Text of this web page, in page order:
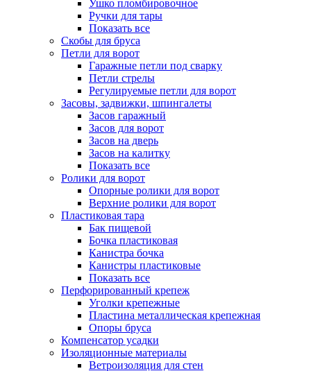
Ушко пломбировочное
Ручки для тары
Показать все
Скобы для бруса
Петли для ворот
Гаражные петли под сварку
Петли стрелы
Регулируемые петли для ворот
Засовы, задвижки, шпингалеты
Засов гаражный
Засов для ворот
Засов на дверь
Засов на калитку
Показать все
Ролики для ворот
Опорные ролики для ворот
Верхние ролики для ворот
Пластиковая тара
Бак пищевой
Бочка пластиковая
Канистра бочка
Канистры пластиковые
Показать все
Перфорированный крепеж
Уголки крепежные
Пластина металлическая крепежная
Опоры бруса
Компенсатор усадки
Изоляционные материалы
Ветроизоляция для стен